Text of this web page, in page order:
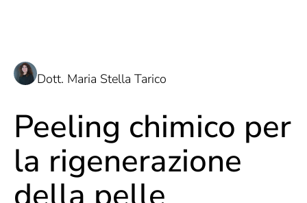
Dott. Maria Stella Tarico
Peeling chimico per
la rigenerazione